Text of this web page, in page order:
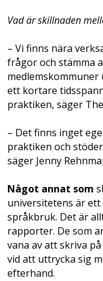
Vad är skillnaden
– Vi finns nära
frågor och stämma
medlemskommuner
ett kortare
praktiken, säger
– Det finns inget
praktiken och
säger Jenny
Något annat som
universitetens är
språkbruk. Det är
rapporter. De som
vana av att skriva
vid att uttrycka sig
efterhand.